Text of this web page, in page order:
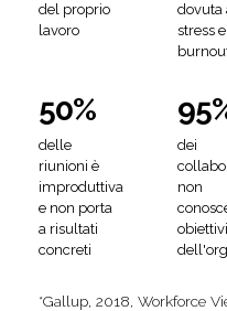
del proprio
lavoro
dovuta
stress e
50%
delle
riunioni è
improduttiva
e non porta
a risultati
concreti
dei
non
obiettivi
*Gallup, 2018, Workforce